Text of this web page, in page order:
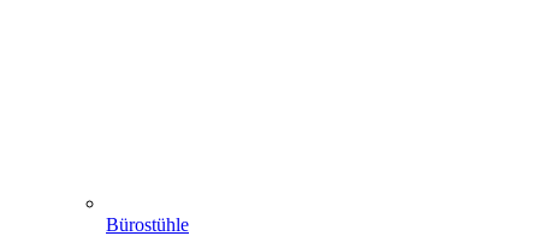
Bürostühle